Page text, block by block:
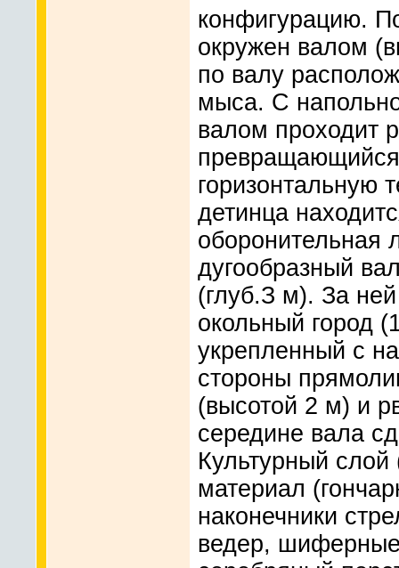
конфигурацию.
окружен валом
по валу
мыса. С
валом проходит
горизонтальную
детинца
оборонительная
дугообразный
(глуб.З м). За
окольный город
укрепленный с
стороны
(высотой 2 м) и
середине вала
Культурный
материал
наконечники
ведер,